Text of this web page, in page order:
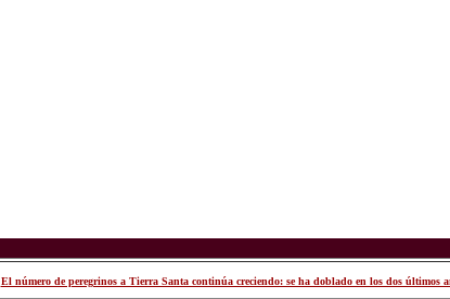
El número de peregrinos a Tierra Santa continúa creciendo: se ha doblado en los dos últimos